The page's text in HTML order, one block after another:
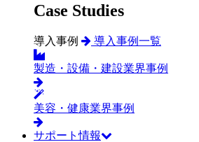
Case Studies
導入事例 導入事例一覧
製造・設備・建設業界事例
美容・健康業界事例
サポート情報